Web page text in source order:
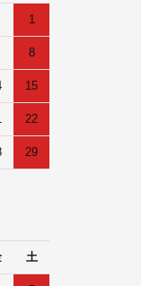
1
8
15
22
29
土